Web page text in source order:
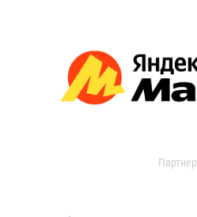
Партнер